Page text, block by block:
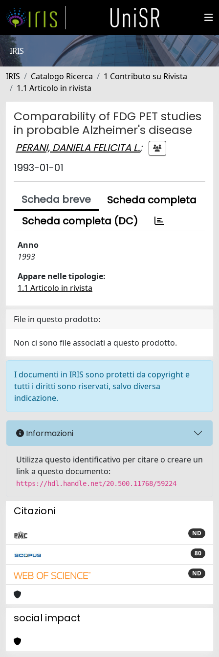
IRIS
IRIS Catalogo Ricerca
1 Contributo su Rivista
1.1 Articolo in rivista
Comparability of FDG PET studies
in probable Alzheimer's disease
PERANI, DANIELA FELICITA L.;
1993-01-01
Scheda breve
Scheda completa
Scheda completa (DC)
Anno
1993
Appare nelle tipologie:
1.1 Articolo in rivista
File in questo prodotto:
Non ci sono file associati a questo prodotto.
I documenti in IRIS sono protetti da copyright e
tutti i diritti sono riservati, salvo diversa
indicazione.
Informazioni
Utilizza questo identificativo per citare o creare un
link a questo documento:
https://hdl.handle.net/20.500.11768/59224
Citazioni
ND
80
ND
social impact